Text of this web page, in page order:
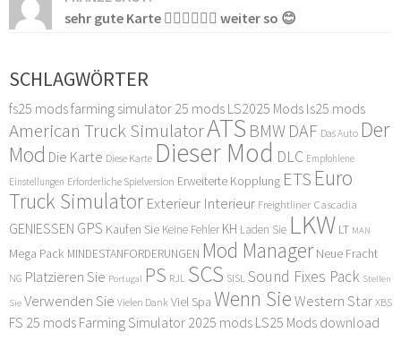
sehr gute Karte 👍🏻👍🏻👍🏻 weiter so 😊
SCHLAGWÖRTER
fs25 modsfarming simulator 25 mods LS2025 Mods ls25 mods
American Truck SimulatorATS BMW DAF Das Auto Der
Mod Die Karte Diese Karte Dieser Mod DLC Empfohlene
Einstellungen Erforderliche Spielversion Erweiterte Kopplung ETS Euro
Truck Simulator Exterieur Interieur Freightliner Cascadia
GENIESSEN GPS Kaufen Sie Keine Fehler KH Laden Sie LKW LT MAN
Mega Pack MINDESTANFORDERUNGEN Mod Manager Neue Fracht
NG Platzieren Sie Portugal PS RJL SCS SISL Sound Fixes Pack Stellen
Sie Verwenden Sie Vielen Dank Viel Spa Wenn Sie Western Star XBS
FS 25 mods Farming Simulator 2025 mods LS25 Mods download